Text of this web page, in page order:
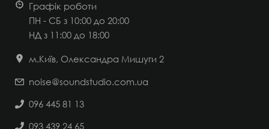
Графік роботи
ПН - СБ з 10:00 до 20:00
НД з 11:00 до 18:00
м.Київ, Олександра Мишуги 2
noise@soundstudio.com.ua
096 445 81 13
093 439 24 65